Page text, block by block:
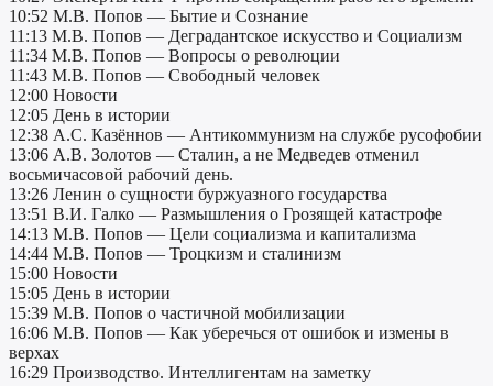
10:52 М.В. Попов — Бытие и Сознание
11:13 М.В. Попов — Деградантское искусство и Социализм
11:34 М.В. Попов — Вопросы о революции
11:43 М.В. Попов — Свободный человек
12:00 Новости
12:05 День в истории
12:38 А.С. Казённов — Антикоммунизм на службе русофобии
13:06 А.В. Золотов — Сталин, а не Медведев отменил
восьмичасовой рабочий день.
13:26 Ленин о сущности буржуазного государства
13:51 В.И. Галко — Размышления о Грозящей катастрофе
14:13 М.В. Попов — Цели социализма и капитализма
14:44 М.В. Попов — Троцкизм и сталинизм
15:00 Новости
15:05 День в истории
15:39 М.В. Попов о частичной мобилизации
16:06 М.В. Попов — Как уберечься от ошибок и измены в
верхах
16:29 Производство. Интеллигентам на заметку